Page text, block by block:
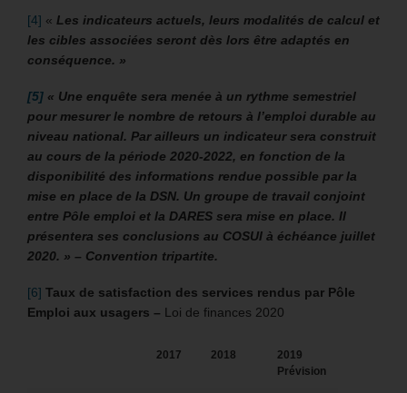
[4] « Les indicateurs actuels, leurs modalités de calcul et
les cibles associées seront dès lors être adaptés en
conséquence. »
[5] « Une enquête sera menée à un rythme semestriel
pour mesurer le nombre de retours à l’emploi durable au
niveau national. Par ailleurs un indicateur sera construit
au cours de la période 2020-2022, en fonction de la
disponibilité des informations rendue possible par la
mise en place de la DSN. Un groupe de travail conjoint
entre Pôle emploi et la DARES sera mise en place. Il
présentera ses conclusions au COSUI à échéance juillet
2020. » – Convention tripartite.
[6] Taux de satisfaction des services rendus par Pôle
Emploi aux usagers – Loi de finances 2020
2017 2018
2019
Prévision